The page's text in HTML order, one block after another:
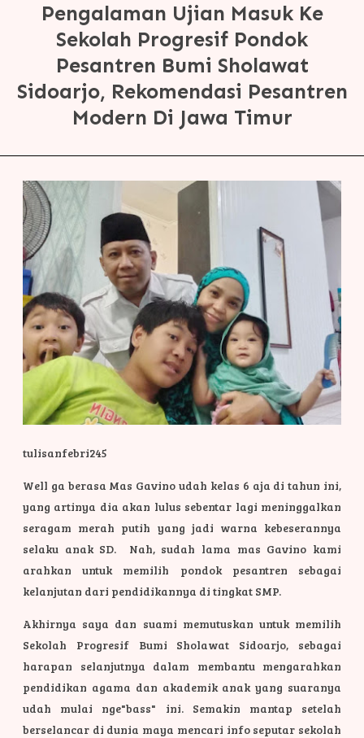
Pengalaman Ujian Masuk Ke
Sekolah Progresif Pondok
Pesantren Bumi Sholawat
Sidoarjo, Rekomendasi Pesantren
Modern Di Jawa Timur
tulisanfebri245
Well ga berasa Mas Gavino udah kelas 6 aja di tahun ini,
yang artinya dia akan lulus sebentar lagi meninggalkan
seragam merah putih yang jadi warna kebeserannya
selaku anak SD. Nah, sudah lama mas Gavino kami
arahkan untuk memilih pondok pesantren sebagai
kelanjutan dari pendidikannya di tingkat SMP.
Akhirnya saya dan suami memutuskan untuk memilih
Sekolah Progresif Bumi Sholawat Sidoarjo, sebagai
harapan selanjutnya dalam membantu mengarahkan
pendidikan agama dan akademik anak yang suaranya
udah mulai nge"bass" ini. Semakin mantap setelah
berselancar di dunia maya mencari info seputar sekolah